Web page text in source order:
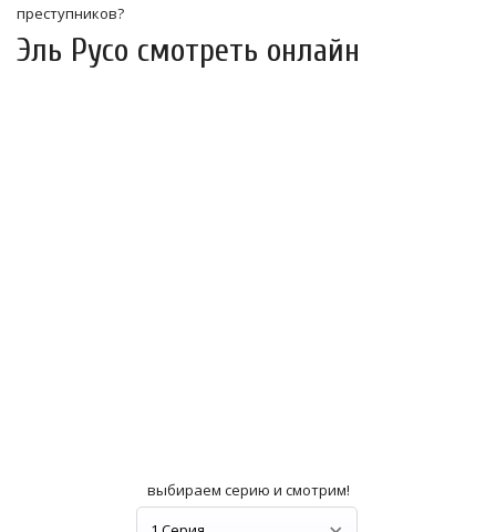
преступников?
Эль Русо смотреть онлайн
выбираем серию и смотрим!